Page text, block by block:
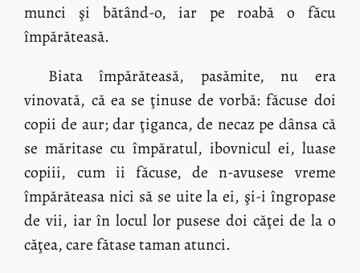
munci şi bătând-o, iar pe roabă o făcu
împărăteasă.
Biata împărăteasă, pasămite, nu era
vinovată, că ea se ţinuse de vorbă: făcuse doi
copii de aur; dar ţiganca, de necaz pe dânsa că
se măritase cu împăratul, ibovnicul ei, luase
copiii, cum ii făcuse, de n-avusese vreme
împărăteasa nici să se uite la ei, şi-i îngropase
de vii, iar în locul lor pusese doi căţei de la o
căţea, care fătase taman atunci.